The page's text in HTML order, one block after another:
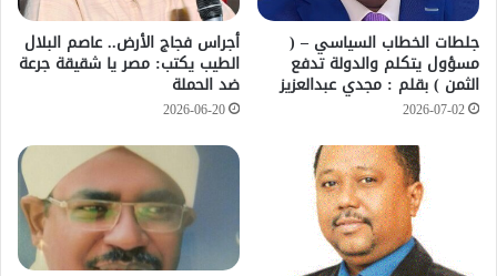
جلطات الخطاب السياسي – (
مسؤول يتكلم والدولة تدفع
الثمن ) بقلم : مجدي عبدالعزيز
2026-07-02
أجراس فجاج الأرض.. عاصم البلال
الطيب يكتب: مصر يا شقيقة جرعة
ضد الحملة
2026-06-20